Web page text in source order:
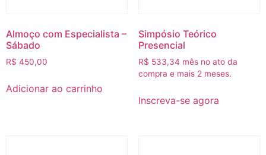
Almoço com Especialista –
Sábado
R$ 450,00
Adicionar ao carrinho
Simpósio Teórico
Presencial
R$ 533,34 mês no ato da
compra e mais 2 meses.
Inscreva-se agora